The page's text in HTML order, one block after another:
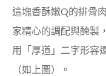
這塊香酥嫩Q的排骨
家精心的調配與醃製
用「厚道」二字形容
（如上圖）。